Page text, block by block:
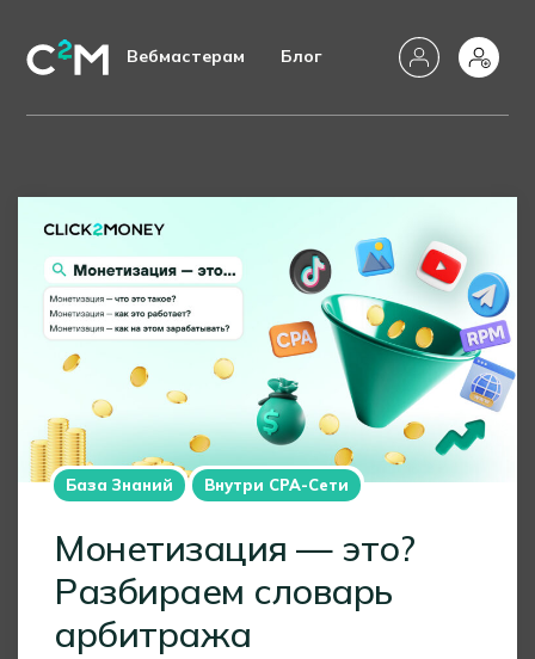
Вебмастерам Блог
База Знаний Внутри CPA-Сети
Монетизация — это?
Разбираем словарь
арбитража